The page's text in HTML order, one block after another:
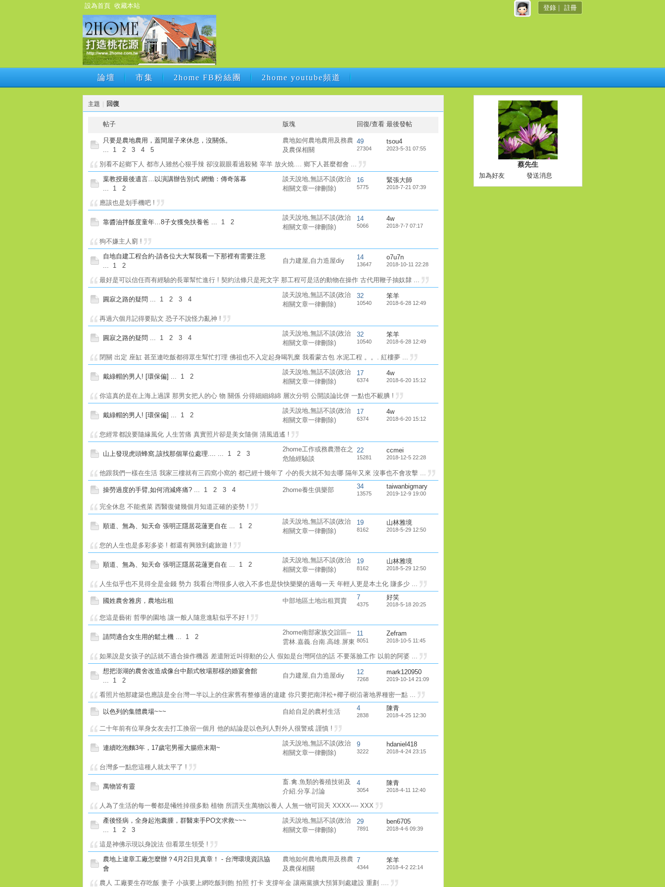
設為首頁 收藏本站 登錄 註冊
論壇 市集 2home FB粉絲團 2home youtube頻道
論壇 市集 2home FB粉絲團 2home youtube頻道
主題 | 回復
帖子 版塊 回復/查看 最後發帖
只要是農地農用，蓋間屋子來休息，沒關係。
1 2 3 4 5
農地如何農地農用及務農
及農保相關
49
27304
tsou4
2023-5-31 07:55
別看不起鄉下人 都市人雖然心狠手辣 卻沒親眼看過殺豬 宰羊 放火燒.... 鄉下人甚麼都會 ...
葉教授最後遺言…以演講辦告別式 網慟：傳奇落幕
1 2
談天說地,無話不談(政治
相關文章一律刪除)
16
5775
緊張大師
2018-7-21 07:39
應該也是划手機吧 !
靠醬油拌飯度童年…8子女獲免扶養爸 1 2
談天說地,無話不談(政治
相關文章一律刪除)
14
5066
4w
2018-7-7 07:17
狗不嫌主人窮 !
自地自建工程合約-請各位大大幫我看一下那裡有需要注意
1 2
自力建屋,自力造屋diy 14
13647
o7u7n
2018-10-11 22:28
最好是可以信任而有經驗的長輩幫忙進行 ! 契約法條只是死文字 那工程可是活的動物在操作 古代用鞭子抽奴隸 ...
圓寂之路的疑問 1 2 3 4
談天說地,無話不談(政治
相關文章一律刪除)
32
10540
笨羊
2018-6-28 12:49
再過六個月記得要貼文 恐子不說怪力亂神 !
圓寂之路的疑問 1 2 3 4
談天說地,無話不談(政治
相關文章一律刪除)
32
10540
笨羊
2018-6-28 12:49
閉關 出定 座缸 甚至連吃飯都得眾生幫忙打理 佛祖也不入定起身喝乳糜 我看蒙古包 水泥工程 。。. 紅樓夢 ...
戴綠帽的男人! [環保偏] 1 2
談天說地,無話不談(政治
相關文章一律刪除)
17
6374
4w
2018-6-20 15:12
你這真的是在上海上過課 那男女把人的心 物 關係 分得細細綿綿 層次分明 公開談論比併 一點也不靦腆 !
戴綠帽的男人! [環保偏] 1 2
談天說地,無話不談(政治
相關文章一律刪除)
17
6374
4w
2018-6-20 15:12
您經常都說要隨緣風化 人生苦痛 真實照片卻是美女隨側 清風逍遙 !
山上發現虎頭蜂窩,該找那個單位處理.... 1 2 3
2home工作或務農潛在之
危險經驗談
22
15281
ccmei
2018-12-5 22:28
他跟我們一樣在生活 我家三樓就有三四窩小窩的 都已經十幾年了 小的長大就不知去哪 隔年又來 沒事也不會攻擊 ...
操勞過度的手臂,如何消減疼痛? 1 2 3 4 2home養生俱樂部 34
13575
taiwanbigmary
2019-12-9 19:00
完全休息 不能煮菜 西醫復健幾個月知道正確的姿勢 !
順道、無為、知天命 張明正隱居花蓮更自在 1 2
談天說地,無話不談(政治
相關文章一律刪除)
19
8162
山林雅境
2018-5-29 12:50
您的人生也是多彩多姿 ! 都還有興致到處旅遊 !
順道、無為、知天命 張明正隱居花蓮更自在 1 2
談天說地,無話不談(政治
相關文章一律刪除)
19
8162
山林雅境
2018-5-29 12:50
人生似乎也不見得全是金錢 勢力 我看台灣很多人收入不多也是快快樂樂的過每一天 年輕人更是本土化 賺多少 ...
國姓農舍雅房，農地出租 中部地區土地出租買賣 7
4375
好笑
2018-5-18 20:25
您這是藝術 哲學的園地 讓一般人隨意進駐似乎不好 !
請問適合女生用的鬆土機 1 2
2home南部家族交誼區--
雲林.嘉義.台南.高雄.屏東
11
8051
Zefram
2018-10-5 11:45
如果說是女孩子的話就不適合操作機器 差遣附近叫得動的公人 假如是台灣阿信的話 不要落臉工作 以前的阿婆 ...
想把澎湖的農舍改造成像台中顏式牧場那樣的婚宴會館
1 2
自力建屋,自力造屋diy 12
7268
mark120950
2019-10-14 21:09
看照片他那建築也應該是全台灣一半以上的住家舊有整修過的違建 你只要把南洋松+椰子樹沿著地界種密一點 ...
以色列的集體農場~~~ 自給自足的農村生活 4
2838
陳青
2018-4-25 12:30
二十年前有位單身女友去打工換宿一個月 他的結論是以色列人對外人很警戒 謹慎 !
連續吃泡麵3年，17歲宅男罹大腸癌末期~
談天說地,無話不談(政治
相關文章一律刪除)
9
3222
hdaniel418
2018-4-24 23:15
台灣多一點您這種人就太平了 !
萬物皆有靈
畜.禽.魚類的養殖技術及
介紹.分享.討論
4
3054
陳青
2018-4-11 12:40
人為了生活的每一餐都是犧牲掉很多動 植物 所謂天生萬物以養人 人無一物可回天 XXXX---- XXX
產後怪病，全身起泡囊腫，群醫束手PO文求救~~~
1 2 3
談天說地,無話不談(政治
相關文章一律刪除)
29
7891
ben6705
2018-4-6 09:39
這是神佛示現以身說法 但看眾生領受 !
農地上違章工廠怎麼辦？4月2日見真章！ - 台灣環境資訊協
會
農地如何農地農用及務農
及農保相關
7
4344
笨羊
2018-4-2 22:14
農人 工廠要生存吃飯 妻子 小孩要上網吃飯到飽 拍照 打卡 支撐年金 讓兩黨擴大預算到處建設 重劃 ....
蔡先生
加為好友 發送消息